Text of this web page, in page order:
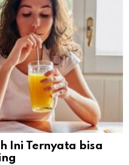
Ini Ternyata bisa